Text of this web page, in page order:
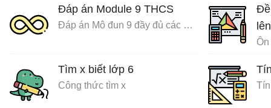
Đáp án Module 9 THCS
Đáp án Mô đun 9 đầy đủ các môn
Tìm x biết lớp 6
Công thức tìm x
Đề